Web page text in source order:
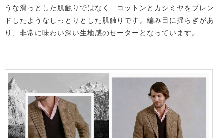
うな滑っとした肌触りではなく、コットンとカシミヤをブレン
ドしたようなしっとりとした肌触りです。編み目に揺らぎがあ
り、非常に味わい深い生地感のセーターとなっています。